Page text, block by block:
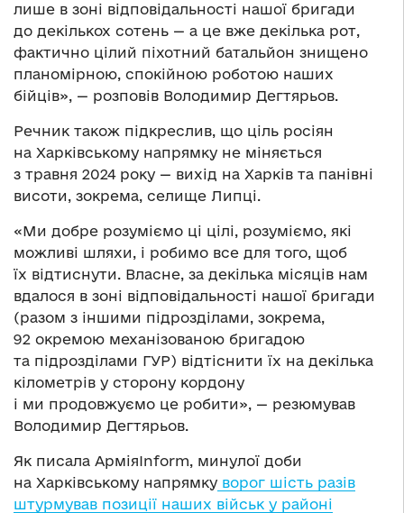
лише в зоні відповідальності нашої бригади
до декількох сотень — а це вже декілька рот,
фактично цілий піхотний батальйон знищено
планомірною, спокійною роботою наших
бійців», — розповів Володимир Дегтярьов.
Речник також підкреслив, що ціль росіян
на Харківському напрямку не міняється
з травня 2024 року — вихід на Харків та панівні
висоти, зокрема, селище Липці.
«Ми добре розуміємо ці цілі, розуміємо, які
можливі шляхи, і робимо все для того, щоб
їх відтиснути. Власне, за декілька місяців нам
вдалося в зоні відповідальності нашої бригади
(разом з іншими підрозділами, зокрема,
92 окремою механізованою бригадою
та підрозділами ГУР) відтіснити їх на декілька
кілометрів у сторону кордону
і ми продовжуємо це робити», — резюмував
Володимир Дегтярьов.
Як писала АрміяInform, минулої доби
на Харківському напрямку ворог шість разів
штурмував позиції наших військ у районі